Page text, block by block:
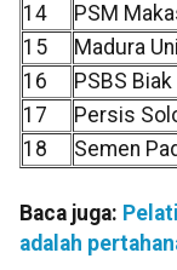
14
PSM
15
Madura
16
PSBS Biak
17
Persis
18
Semen
Baca juga:
adalah